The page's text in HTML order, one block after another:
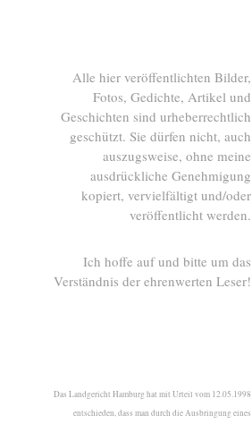
Alle hier veröffentlichten Bilder,
Fotos, Gedichte, Artikel und
Geschichten sind urheberrechtlich
geschützt. Sie dürfen nicht, auch
auszugsweise, ohne meine
ausdrückliche Genehmigung
kopiert, vervielfältigt und/oder
veröffentlicht werden.
Ich hoffe auf und bitte um das
Verständnis der ehrenwerten Leser!
Das Landgericht Hamburg hat mit Urteil vom 12.05.1998
entschieden, dass man durch die Ausbringung eines